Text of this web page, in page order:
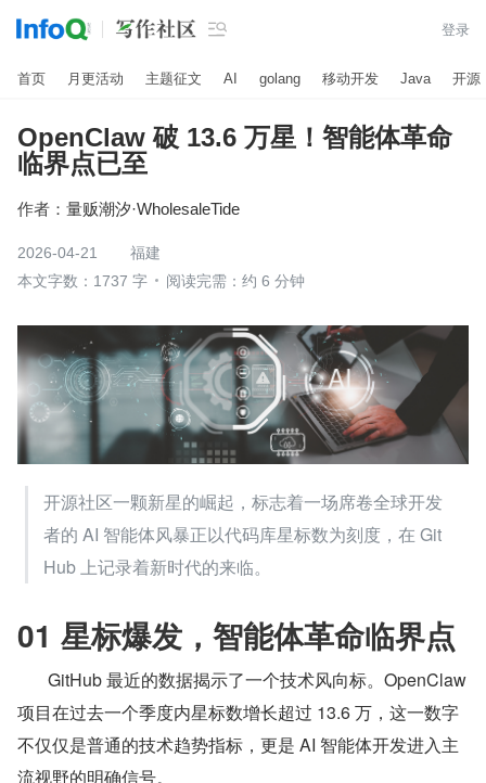
 登录
首页 月更活动 主题征文 AI golang 移动开发 Java 开源
OpenClaw 破 13.6 万星！智能体革命
临界点已至
作者： 量贩潮汐·WholesaleTide
2026-04-21
福建
本文字数：1737 字
阅读完需：约 6 分钟
开源社区一颗新星的崛起，标志着一场席卷全球开发
者的 AI 智能体风暴正以代码库星标数为刻度，在 Git
Hub 上记录着新时代的来临。
01 星标爆发，智能体革命临界点
项目在过去一个季度内星标数增长超过 13.6 万，这一数字
不仅仅是普通的技术趋势指标，更是 AI 智能体开发进入主
流视野的明确信号。